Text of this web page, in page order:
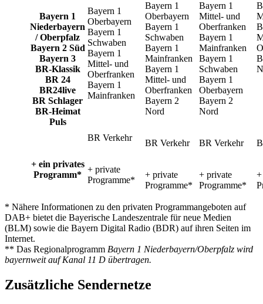
Bayern 1
Niederbayern
/ Oberpfalz
Bayern 2 Süd
Bayern 3
BR-Klassik
BR 24
BR24live
BR Schlager
BR-Heimat
Puls
+ ein privates
Programm*
Bayern 1
Oberbayern
Bayern 1
Schwaben
Bayern 1
Mittel- und
Oberfranken
Bayern 1
Mainfranken
BR Verkehr
+ private
Programme*
Bayern 1
Oberbayern
Bayern 1
Schwaben
Bayern 1
Mainfranken
Bayern 1
Mittel- und
Oberfranken
Bayern 2
Nord
BR Verkehr
+ private
Programme*
Bayern 1
Mittel- und
Oberfranken
Bayern 1
Mainfranken
Bayern 1
Schwaben
Bayern 1
Oberbayern
Bayern 2
Nord
BR Verkehr
+ private
Programme*
* Nähere Informationen zu den privaten Programmangeboten auf
DAB+ bietet die Bayerische Landeszentrale für neue Medien
(BLM) sowie die Bayern Digital Radio (BDR) auf ihren Seiten im
Internet.
** Das Regionalprogramm Bayern 1 Niederbayern/Oberpfalz wird
bayernweit auf Kanal 11 D übertragen.
Zusätzliche Sendernetze